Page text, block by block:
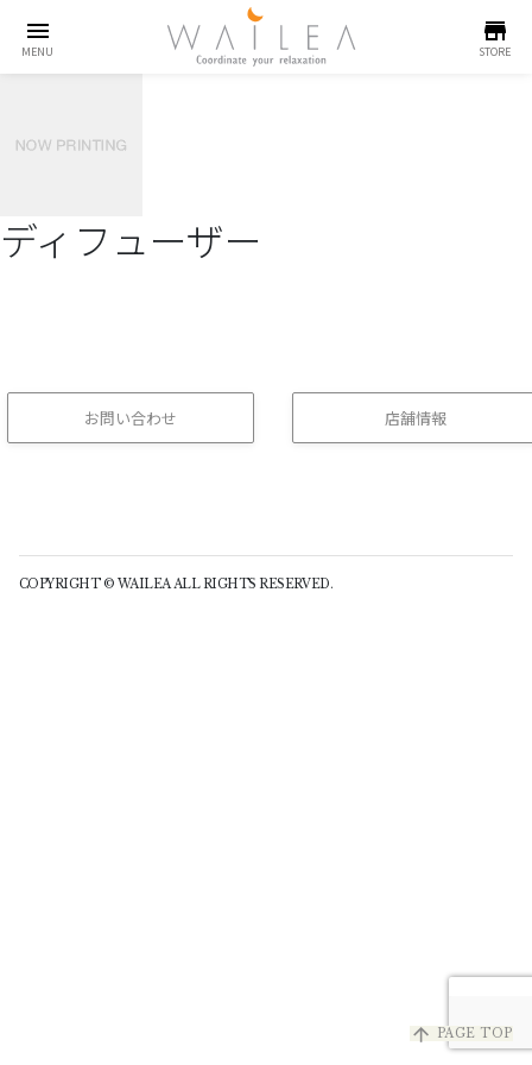
menu
MENU
store
STORE
ディフューザー
お問い合わせ 店舗情報
arrow_upward PAGE TOP
COPYRIGHT © WAILEA ALL RIGHTS RESERVED.